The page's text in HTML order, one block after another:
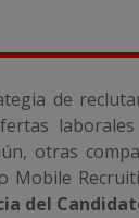
de
otras
Mobile
del